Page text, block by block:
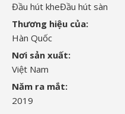
Đầu hút kheĐầu hút sàn
Thương hiệu của:
Hàn Quốc
Nơi sản xuất:
Việt Nam
Năm ra mắt:
2019